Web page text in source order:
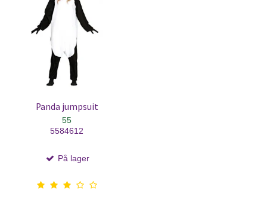
Panda jumpsuit
55
5584612
På lager